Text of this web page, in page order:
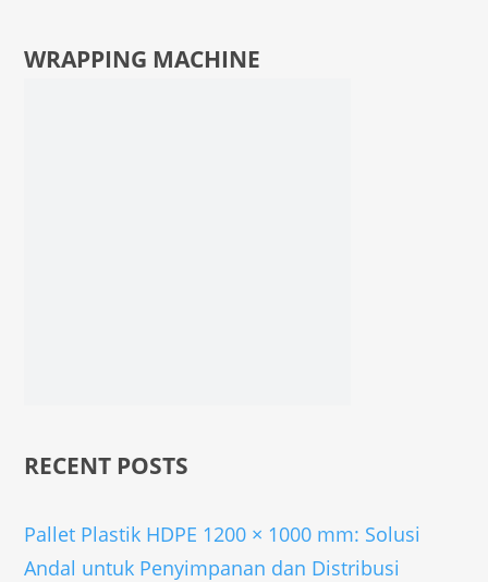
WRAPPING MACHINE
RECENT POSTS
Pallet Plastik HDPE 1200 × 1000 mm: Solusi
Andal untuk Penyimpanan dan Distribusi